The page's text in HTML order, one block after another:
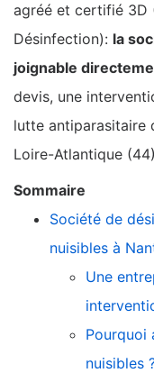
agréé et certifié 3D
Désinfection): la
joignable
devis, une
lutte antiparasitaire
Loire-Atlantique
Sommaire
Société de
nuisibles à
Une
Pourquoi
nuisibles